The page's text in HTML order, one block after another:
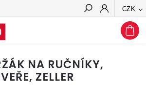
CZK
Hledat
NA RUČNÍKY,
ZELLER